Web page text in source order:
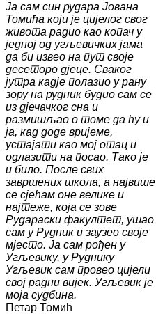
Ја сам син рудара Јована
Томића који је цијелог свог
живота радио као копач у
једној од угљевичких јама
да би извео на пут своје
десеторо дјеце. Сваког
јутра кадје полазио у рану
зору на рудник будио сам се
из дјечачког сна и
размишљао о томе да ћу и
ја, кад доде вријеме,
устајати као мој отац и
одлазити на посао. Тако је
и било. После свих
завршених школа, а највише
се сјећам оне велике и
најтеже, која се зове
Рудараски факултет, ушао
сам у Рудник и заузео своје
мјесто. Ја сам рођен у
Угљевику, у Руднику
Угљевик сам провео цијели
свој радни вијек. Угљевик је
моја судбина.
Петар Томић